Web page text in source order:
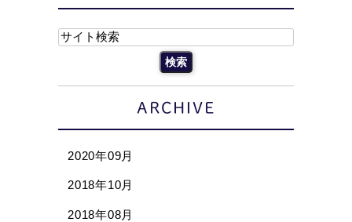
ARCHIVE
2020年09月
2018年10月
2018年08月